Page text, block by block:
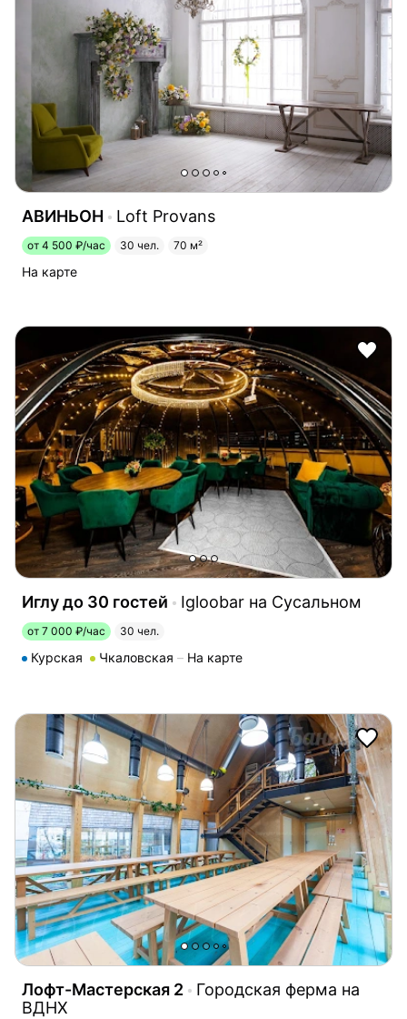
АВИНЬОН Loft Provans
от 4 500 ₽/час 30 чел. 70 м²
На карте
Иглу до 30 гостей Igloobar на Сусальном
от 7 000 ₽/час 30 чел.
Курская Чкаловская На карте
Лофт-Мастерская 2
Городская ферма на
ВДНХ